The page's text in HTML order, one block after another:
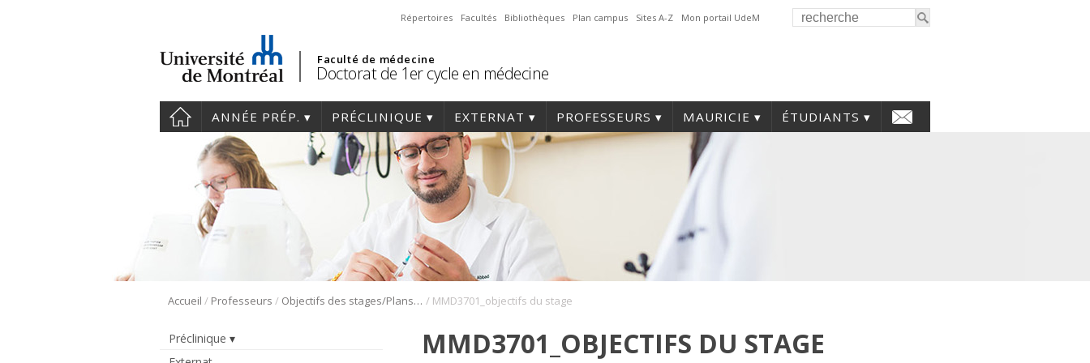
Répertoires Facultés Bibliothèques Plan campus Sites A-Z Mon portail UdeM
Faculté de médecine
Doctorat de 1er cycle en médecine
ANNÉE PRÉP. PRÉCLINIQUE EXTERNAT PROFESSEURS MAURICIE ÉTUDIANTS
Accueil / Professeurs / Objectifs des stages/Plans de cours / MMD3701_objectifs du stage
Préclinique
MMD3701_OBJECTIFS DU STAGE